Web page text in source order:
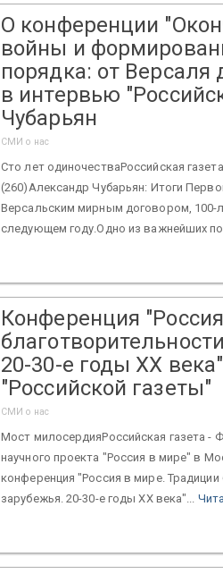
О конференции
войны и
порядка: от
в интервью
Чубарьян
СМИ о нас
Сто лет одиночестваРоссийская
(260)Александр Чубарьян: Итоги
Версальским мирным договором, 100-
следующем году.Одно из важнейших
Конференция
20-30-е годы ХХ
"Российской газеты"
СМИ о нас
Мост милосердияРоссийская газета
научного проекта "Россия в мире" в
конференция "Россия в мире. Традиции
зарубежья. 20-30-е годы ХХ века"...